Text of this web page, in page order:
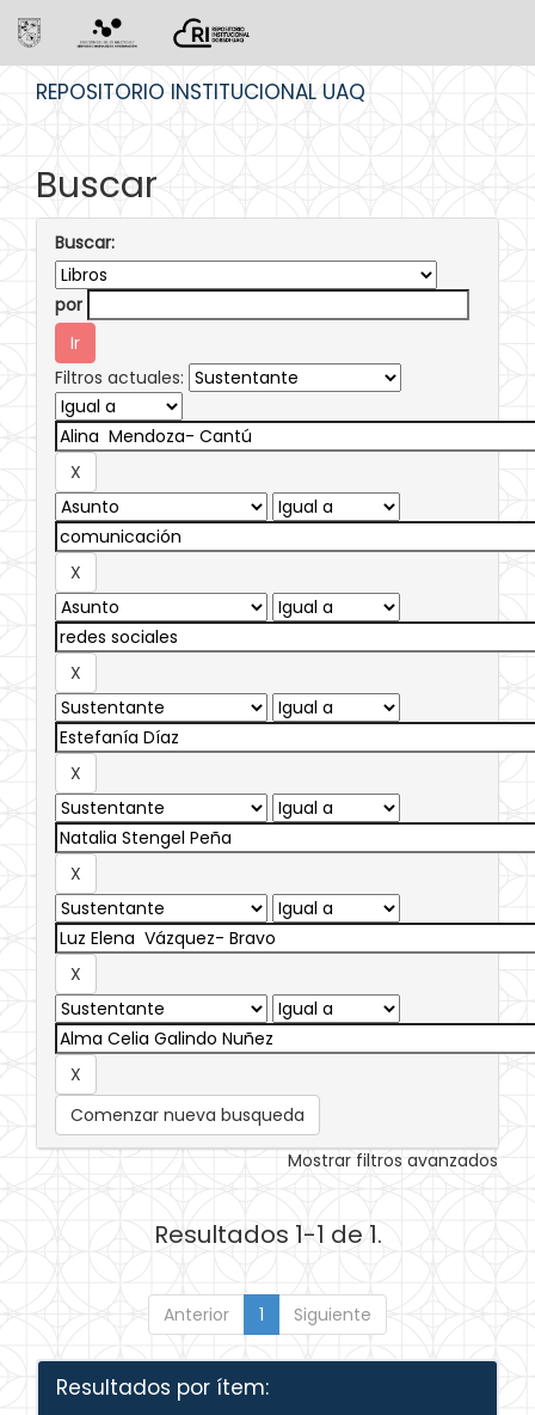
REPOSITORIO INSTITUCIONAL UAQ
Buscar
Buscar:
por
Filtros actuales:
Comenzar nueva busqueda
Mostrar filtros avanzados
Resultados 1-1 de 1.
Anterior 1 Siguiente
Resultados por ítem: